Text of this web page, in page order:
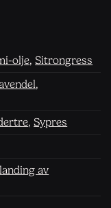
olje,Sitrongress
,
,Sypres
av